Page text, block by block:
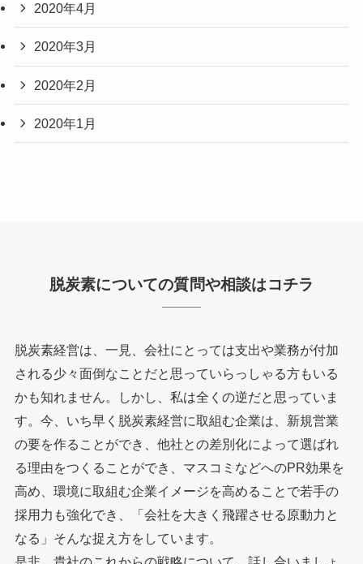
2020年4月
2020年3月
2020年2月
2020年1月
脱炭素についての質問や相談はコチラ
脱炭素経営は、一見、会社にとっては支出や業務が付加
される少々面倒なことだと思っていらっしゃる方もいる
かも知れません。しかし、私は全くの逆だと思っていま
す。今、いち早く脱炭素経営に取組む企業は、新規営業
の要を作ることができ、他社との差別化によって選ばれ
る理由をつくることができ、マスコミなどへのPR効果を
高め、環境に取組む企業イメージを高めることで若手の
採用力も強化でき、「会社を大きく飛躍させる原動力と
なる」そんな捉え方をしています。